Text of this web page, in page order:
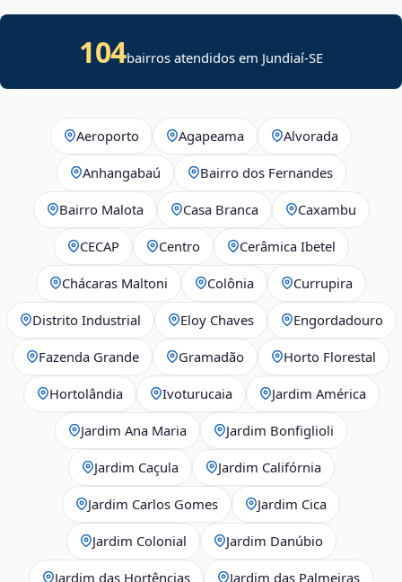
104bairros atendidos em Jundiaí-SE
Aeroporto Agapeama Alvorada
Anhangabaú Bairro dos Fernandes
Bairro Malota Casa Branca Caxambu
CECAP Centro Cerâmica Ibetel
Chácaras Maltoni Colônia Currupira
Distrito Industrial Eloy Chaves Engordadouro
Fazenda Grande Gramadão Horto Florestal
Hortolândia Ivoturucaia Jardim América
Jardim Ana Maria Jardim Bonfiglioli
Jardim Caçula Jardim Califórnia
Jardim Carlos Gomes Jardim Cica
Jardim Colonial Jardim Danúbio
Jardim das Hortências Jardim das Palmeiras